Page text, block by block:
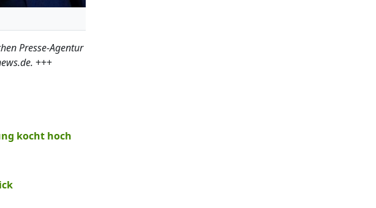
Presse-Agentur
+++
kocht hoch